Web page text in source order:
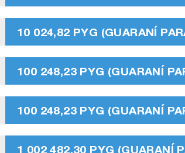
10 024,82 PYG (GUARANÍ
100 248,23 PYG (GUARANÍ
100 248,23 PYG (GUARANÍ
1 002 482,30 PYG (GUARANÍ